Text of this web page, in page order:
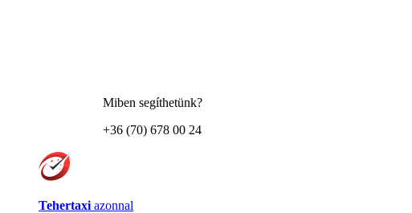
Miben segíthetünk?
+36 (70) 678 00 24
Tehertaxi azonnal